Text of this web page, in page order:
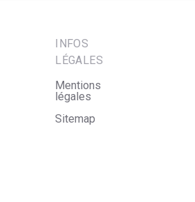
INFOS
LÉGALES
Mentions
légales
Sitemap